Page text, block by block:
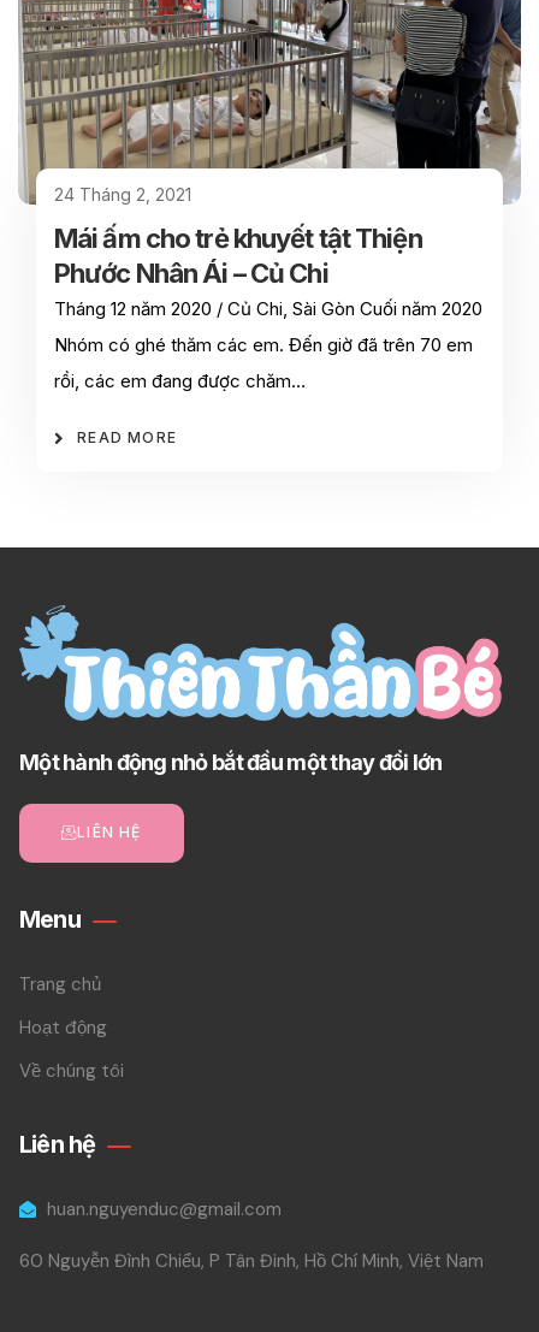
24 Tháng 2, 2021
Mái ấm cho trẻ khuyết tật Thiện
Phước Nhân Ái – Củ Chi
Tháng 12 năm 2020 / Củ Chi, Sài Gòn Cuối năm 2020
Nhóm có ghé thăm các em. Đến giờ đã trên 70 em
rồi, các em đang được chăm…
READ MORE
Một hành động nhỏ bắt đầu một thay đổi lớn
LIÊN HỆ
Menu
Trang chủ
Hoạt động
Về chúng tôi
Liên hệ
huan.nguyenduc@gmail.com
60 Nguyễn Đình Chiểu, P Tân Đinh, Hồ Chí Minh, Việt Nam